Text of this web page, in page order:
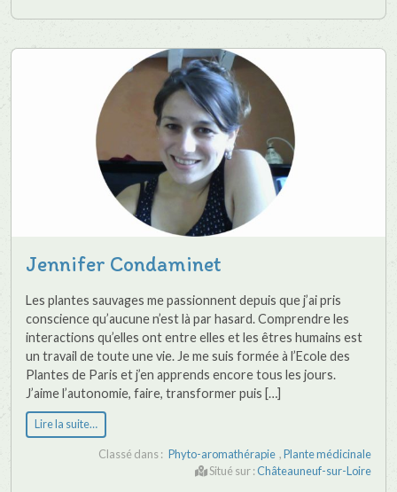
Jennifer Condaminet
Les plantes sauvages me passionnent depuis que j’ai pris
conscience qu’aucune n’est là par hasard. Comprendre les
interactions qu’elles ont entre elles et les êtres humains est
un travail de toute une vie. Je me suis formée à l’Ecole des
Plantes de Paris et j’en apprends encore tous les jours.
J’aime l’autonomie, faire, transformer puis […]
Lire la suite…
Classé dans : Phyto-aromathérapie ,Plante médicinale
Situé sur :Châteauneuf-sur-Loire